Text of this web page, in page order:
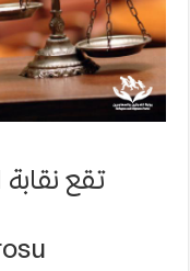
تقع نقابة